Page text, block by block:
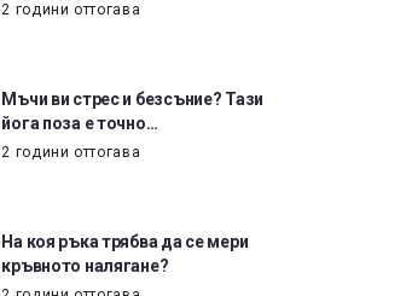
2 години оттогава
Мъчи ви стрес и безсъние? Тази
йога поза е точно…
2 години оттогава
На коя ръка трябва да се мери
кръвното налягане?